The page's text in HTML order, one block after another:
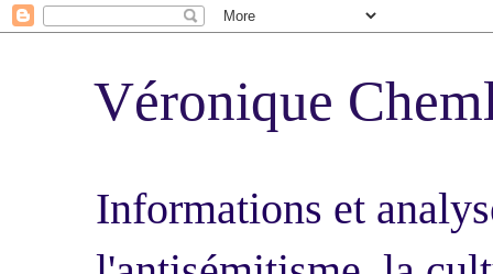
Véronique
Informations et